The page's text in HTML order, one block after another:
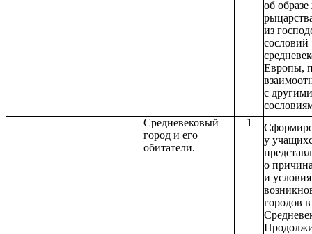
об
из
сословий
Европы,
с другими
Средневековый
город и его
обитатели.
1
у
о
и
городов